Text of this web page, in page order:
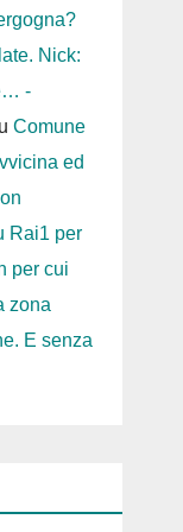
Nick:
-
Comune
ed
Rai1 per
per cui
zona
E senza